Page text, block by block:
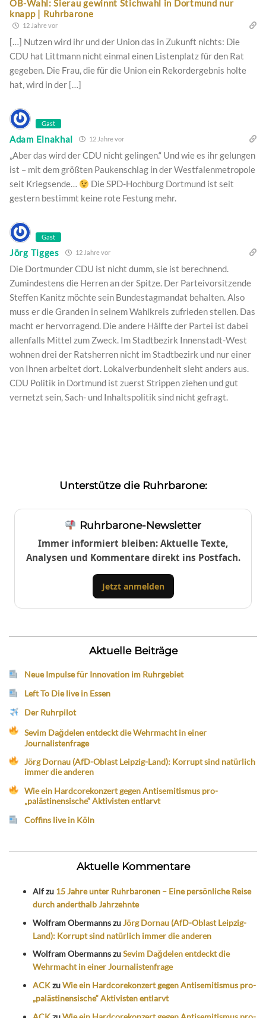
OB-Wahl: Sierau gewinnt Stichwahl in Dortmund nur
knapp | Ruhrbarone
12 Jahre vor
[…] Nutzen wird ihr und der Union das in Zukunft nichts: Die
CDU hat Littmann nicht einmal einen Listenplatz für den Rat
gegeben. Die Frau, die für die Union ein Rekordergebnis holte
hat, wird in der […]
Gast
Adam Elnakhal 12 Jahre vor
„Aber das wird der CDU nicht gelingen.“ Und wie es ihr gelungen
ist – mit dem größten Paukenschlag in der Westfalenmetropole
seit Kriegsende…
Die SPD-Hochburg Dortmund ist seit
gestern bestimmt keine rote Festung mehr.
Gast
Jörg Tigges 12 Jahre vor
Die Dortmunder CDU ist nicht dumm, sie ist berechnend.
Zumindestens die Herren an der Spitze. Der Parteivorsitzende
Steffen Kanitz möchte sein Bundestagmandat behalten. Also
muss er die Granden in seinem Wahlkreis zufrieden stellen. Das
macht er hervorragend. Die andere Hälfte der Partei ist dabei
allenfalls Mittel zum Zweck. Im Stadtbezirk Innenstadt-West
wohnen drei der Ratsherren nicht im Stadtbezirk und nur einer
von Ihnen arbeitet dort. Lokalverbundenheit sieht anders aus.
CDU Politik in Dortmund ist zuerst Strippen ziehen und gut
vernetzt sein, Sach- und Inhaltspolitik sind nicht gefragt.
Unterstütze die Ruhrbarone:
Ruhrbarone-Newsletter
Immer informiert bleiben: Aktuelle Texte,
Analysen und Kommentare direkt ins Postfach.
Jetzt anmelden
Aktuelle Beiträge
Neue Impulse für Innovation im Ruhrgebiet
Left To Die live in Essen
Der Ruhrpilot
Sevim Dağdelen entdeckt die Wehrmacht in einer
Journalistenfrage
Jörg Dornau (AfD-Oblast Leipzig-Land): Korrupt sind natürlich
immer die anderen
Wie ein Hardcorekonzert gegen Antisemitismus pro-
„palästinensische“ Aktivisten entlarvt
Coffins live in Köln
Aktuelle Kommentare
Alfzu 15 Jahre unter Ruhrbaronen – Eine persönliche Reise
durch anderthalb Jahrzehnte
Wolfram ObermannszuJörg Dornau (AfD-Oblast Leipzig-
Land): Korrupt sind natürlich immer die anderen
Wolfram ObermannszuSevim Dağdelen entdeckt die
Wehrmacht in einer Journalistenfrage
ACKzuWie ein Hardcorekonzert gegen Antisemitismus pro-
„palästinensische“ Aktivisten entlarvt